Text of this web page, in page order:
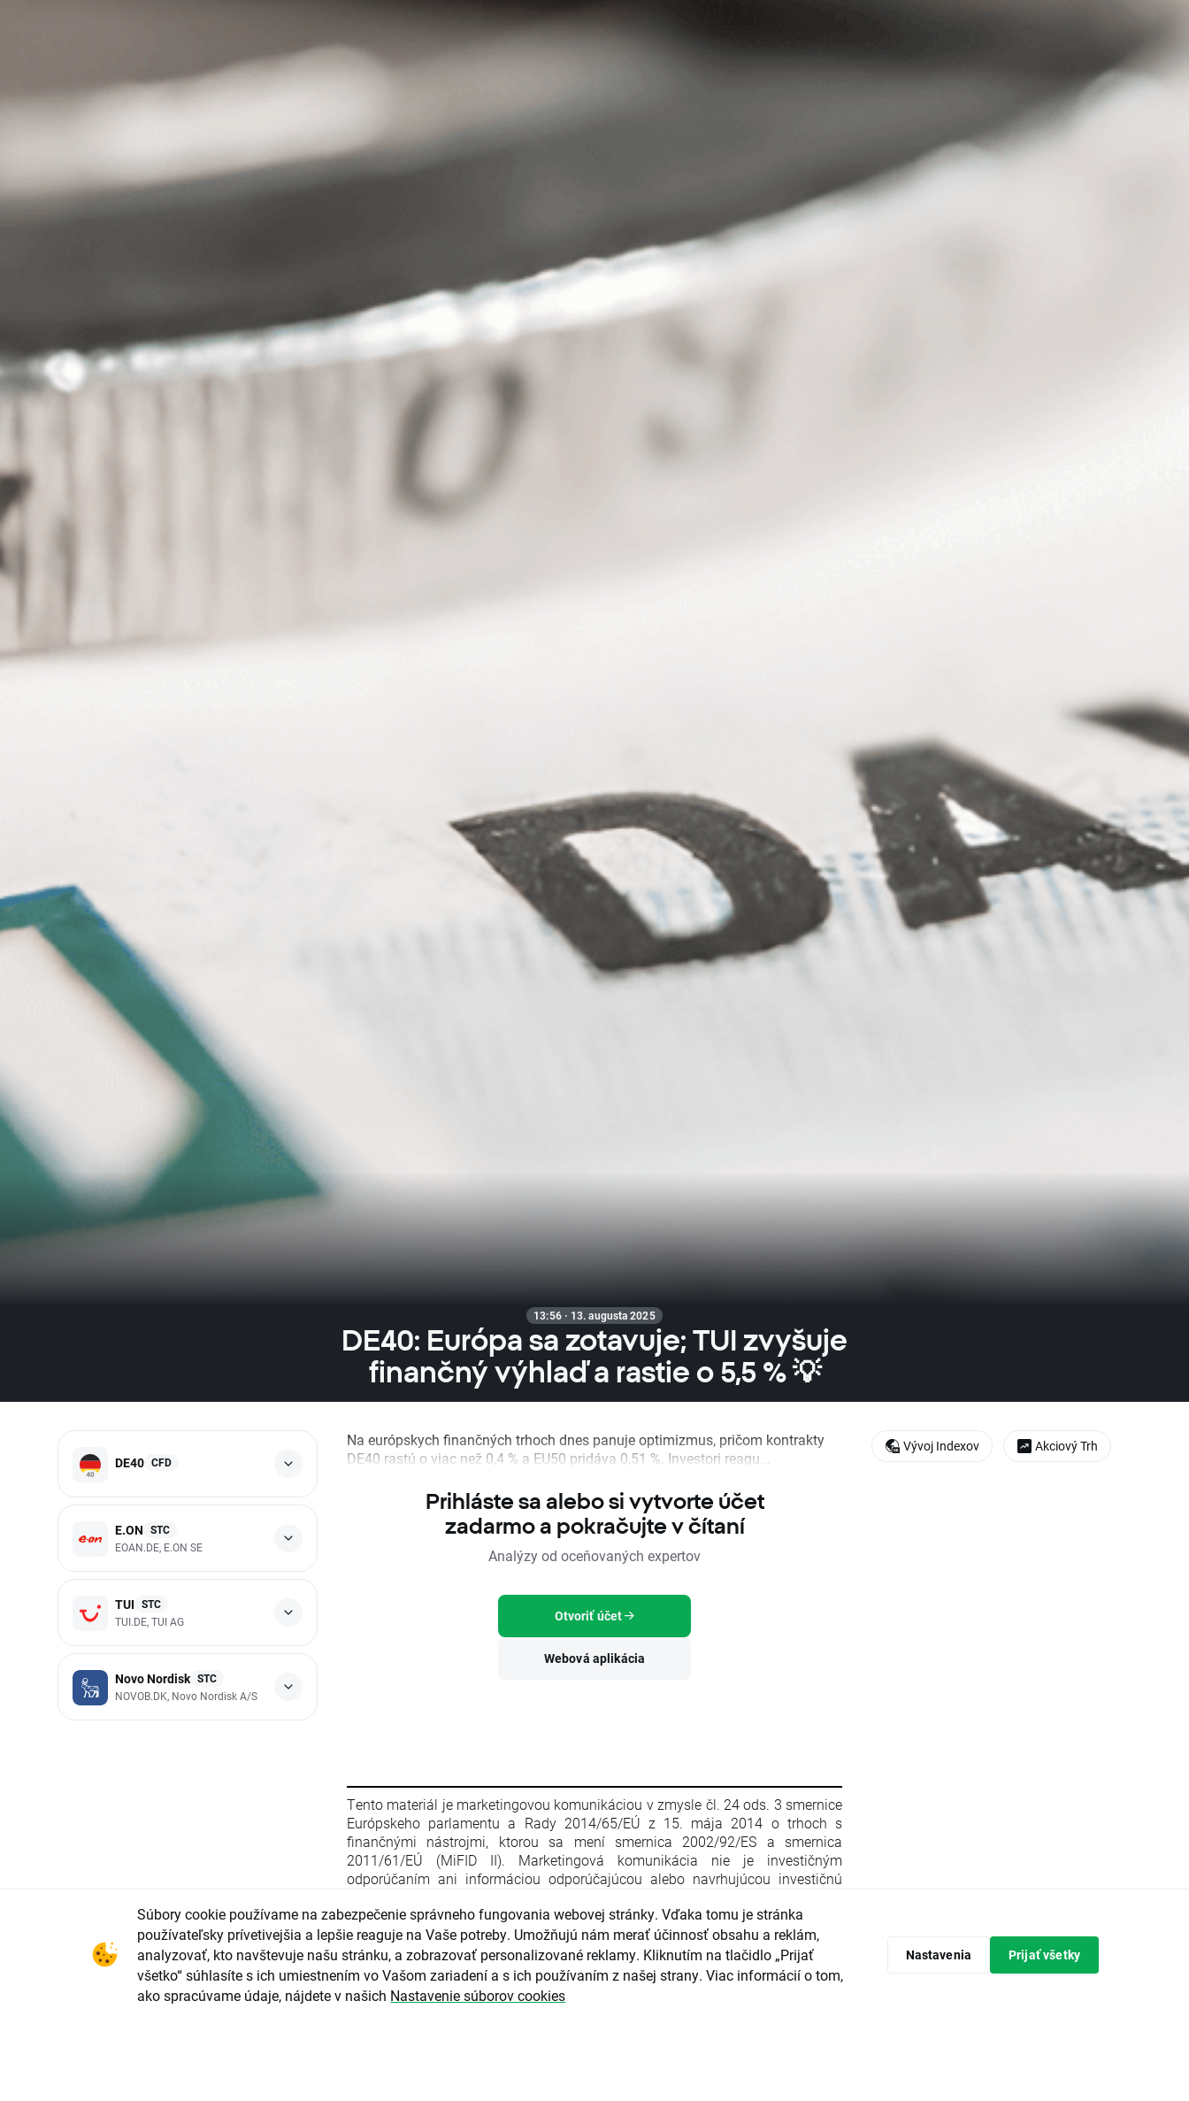
13:56 · 13. augusta 2025
DE40: Európa sa zotavuje; TUI zvyšuje
finančný výhlaď a rastie o 5,5 % 💡
DE40 CFD
E.ON STC
EOAN.DE, E.ON SE
TUI STC
TUI.DE, TUI AG
Novo Nordisk STC
NOVOB.DK, Novo Nordisk A/S
Na európskych finančných trhoch dnes panuje optimizmus, pričom kontrakty
DE40 rastú o viac než 0,4 % a EU50 pridáva 0,51 %. Investori reagu...
Prihláste sa alebo si vytvorte účet
zadarmo a pokračujte v čítaní
Analýzy od oceňovaných expertov
Otvoriť účet
Webová aplikácia
Tento materiál je marketingovou komunikáciou v zmysle čl. 24 ods. 3 smernice
Európskeho parlamentu a Rady 2014/65/EÚ z 15. mája 2014 o trhoch s
finančnými nástrojmi, ktorou sa mení smernica 2002/92/ES a smernica
2011/61/EÚ (MiFID II). Marketingová komunikácia nie je investičným
odporúčaním ani informáciou odporúčajúcou alebo navrhujúcou investičnú
zo 16. apríla 2014 o zneužívaní trhu (nariadenie o zneužívaní trhu) a o zrušení
smernice Európskeho parlamentu a Rady 2003/6/ES a smerníc Komisie
2003/124/ES, 2003/125/ES a 2004/72/ES a delegovaného nariadenia Komisie
(EÚ) 2016/958 z 9. marca 2016, ktorým sa dopĺňa nariadenie Európskeho
parlamentu a Rady (EÚ) č. 596/2014, pokiaľ ide o regulačné technické predpisy
upravujúce technické opatrenia na objektívnu prezentáciu investičných
Vývoj Indexov Akciový Trh
Súbory cookie používame na zabezpečenie správneho fungovania webovej stránky. Vďaka tomu je stránka
používateľsky prívetivejšia a lepšie reaguje na Vaše potreby. Umožňujú nám merať účinnosť obsahu a reklám,
analyzovať, kto navštevuje našu stránku, a zobrazovať personalizované reklamy. Kliknutím na tlačidlo „Prijať
všetko“ súhlasíte s ich umiestnením vo Vašom zariadení a s ich používaním z našej strany. Viac informácií o tom,
ako spracúvame údaje, nájdete v našich Nastavenie súborov cookies
Nastavenia Prijať všetky